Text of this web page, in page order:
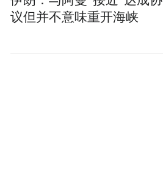
议但并不意味重开海峡